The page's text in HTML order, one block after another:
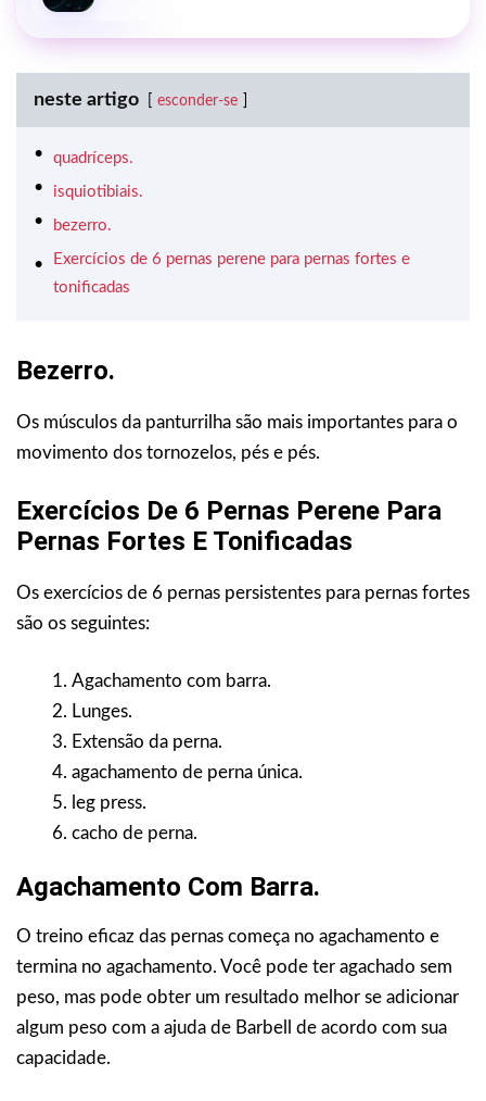
neste artigo esconder-se
quadríceps.
isquiotibiais.
bezerro.
Exercícios de 6 pernas perene para pernas fortes e
tonificadas
Bezerro.
Os músculos da panturrilha são mais importantes para o
movimento dos tornozelos, pés e pés.
Exercícios De 6 Pernas Perene Para
Pernas Fortes E Tonificadas
Os exercícios de 6 pernas persistentes para pernas fortes
são os seguintes:
Agachamento com barra.
Lunges.
Extensão da perna.
agachamento de perna única.
leg press.
cacho de perna.
Agachamento Com Barra.
O treino eficaz das pernas começa no agachamento e
termina no agachamento. Você pode ter agachado sem
peso, mas pode obter um resultado melhor se adicionar
algum peso com a ajuda de Barbell de acordo com sua
capacidade.